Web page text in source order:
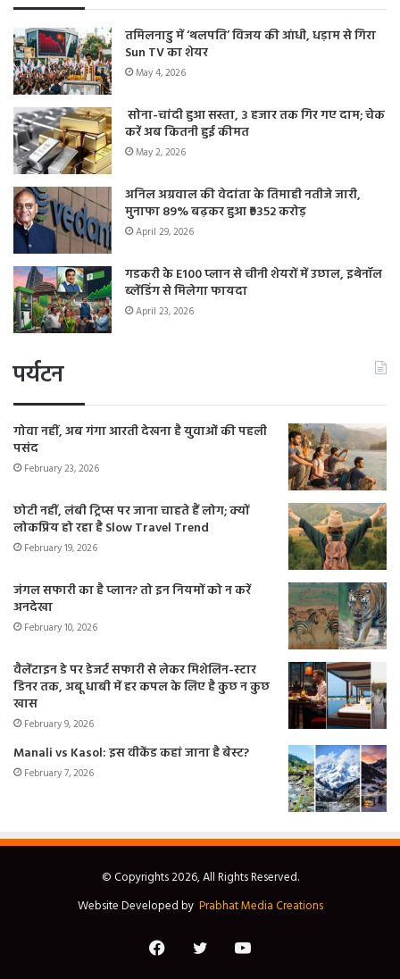
तमिलनाडु में ‘थलपति’ विजय की आंधी, धड़ाम से गिरा
Sun TV का शेयर
May 4, 2026
सोना-चांदी हुआ सस्ता, 3 हजार तक गिर गए दाम; चेक
करें अब कितनी हुई कीमत
May 2, 2026
अनिल अग्रवाल की वेदांता के तिमाही नतीजे जारी,
मुनाफा 89% बढ़कर हुआ ₹9352 करोड़
April 29, 2026
गडकरी के E100 प्लान से चीनी शेयरों में उछाल, इथेनॉल
ब्लेंडिंग से मिलेगा फायदा
April 23, 2026
पर्यटन
गोवा नहीं, अब गंगा आरती देखना है युवाओं की पहली
पसंद
February 23, 2026
छोटी नहीं, लंबी ट्रिप्स पर जाना चाहते हैं लोग; क्यों
लोकप्रिय हो रहा है Slow Travel Trend
February 19, 2026
जंगल सफारी का है प्लान? तो इन नियमों को न करें
अनदेखा
February 10, 2026
वैलेंटाइन डे पर डेजर्ट सफारी से लेकर मिशेलिन-स्टार
डिनर तक, अबू धाबी में हर कपल के लिए है कुछ न कुछ
खास
February 9, 2026
Manali vs Kasol: इस वीकेंड कहां जाना है बेस्ट?
February 7, 2026
© Copyrights 2026, All Rights Reserved.
Website Developed by Prabhat Media Creations
FacebookTwitterYouTube